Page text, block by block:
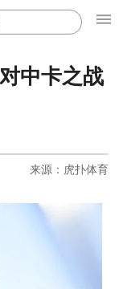
中卡之战
来源：虎扑体育